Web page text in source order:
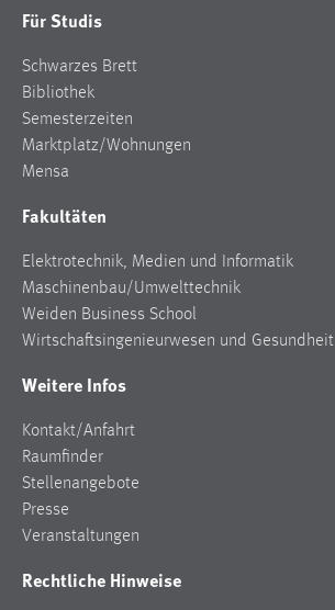
Für Studis
Schwarzes Brett
Bibliothek
Semesterzeiten
Marktplatz/Wohnungen
Mensa
Fakultäten
Elektrotechnik, Medien und Informatik
Maschinenbau/Umwelttechnik
Weiden Business School
Wirtschaftsingenieurwesen und Gesundheit
Weitere Infos
Kontakt/Anfahrt
Raumfinder
Stellenangebote
Presse
Veranstaltungen
Rechtliche Hinweise